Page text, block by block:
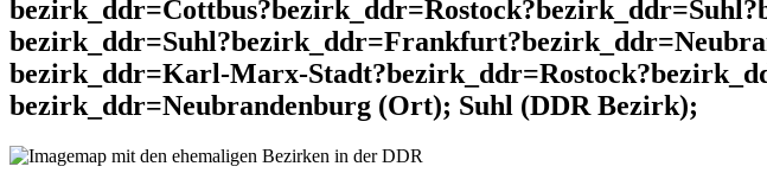
bezirk_ddr=Karl-Marx-
bezirk_ddr=Neubrandenburg (Ort); Suhl (DDR Bezirk);